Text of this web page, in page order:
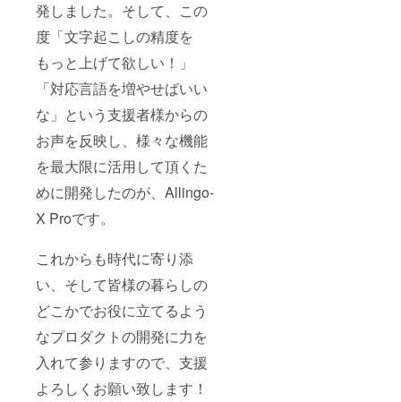
発しました。そして、この
度「文字起こしの精度を
もっと上げて欲しい！」
「対応言語を増やせばいい
な」という支援者様からの
お声を反映し、様々な機能
を最大限に活用して頂くた
めに開発したのが、Allingo-
X Proです。
これからも時代に寄り添
い、そして皆様の暮らしの
どこかでお役に立てるよう
なプロダクトの開発に力を
入れて参りますので、支援
よろしくお願い致します！